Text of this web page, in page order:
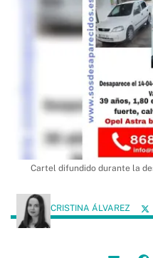
Cartel difundido durante la
CRISTINA ÁLVAREZ